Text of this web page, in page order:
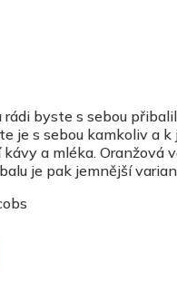
byste s sebou
je s sebou kamkoliv a
a mléka. Oranžová
je pak jemnější